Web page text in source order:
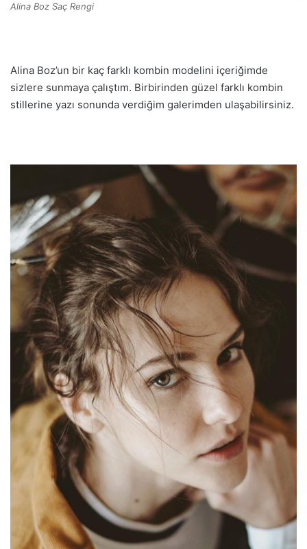
Alina Boz Saç Rengi
Alina Boz’un bir kaç farklı kombin modelini içeriğimde
sizlere sunmaya çalıştım. Birbirinden güzel farklı kombin
stillerine yazı sonunda verdiğim galerimden ulaşabilirsiniz.